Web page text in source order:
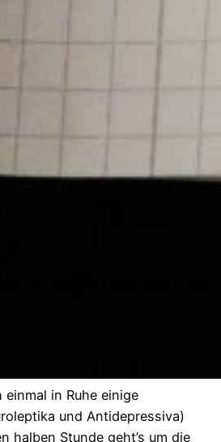
in Ruhe einige
und Antidepressiva)
halben Stunde geht’s um die